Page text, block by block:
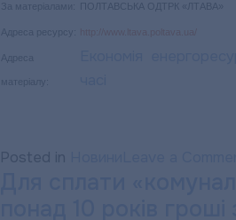
За матеріалами: ПОЛТАВСЬКА ОДТРК «ЛТАВА»
Адреса ресурсу: http://www.ltava.poltava.ua/
Адреса
матеріалу:
Posted in